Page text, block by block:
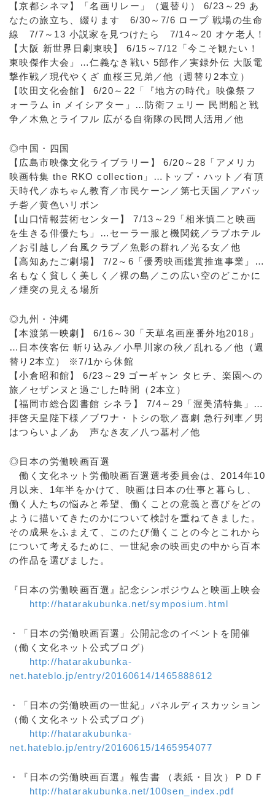
【京都シネマ】「名画リレー」（週替り） 6/23～29 あ
なたの旅立ち、綴ります 6/30～7/6 ロープ 戦場の生命
線 7/7～13 小説家を見つけたら 7/14～20 オケ老人！
【大阪 新世界日劇東映】 6/15～7/12「今こそ観たい！
東映傑作大会」…仁義なき戦い 5部作／実録外伝 大阪電
撃作戦／現代やくざ 血桜三兄弟／他（週替り2本立）
【吹田文化会館】 6/20～22「『地方の時代』映像祭フ
ォーラム in メイシアター」…防衛フェリー 民間船と戦
争／木魚とライフル 広がる自衛隊の民間人活用／他
◎中国・四国
【広島市映像文化ライブラリー】 6/20～28「アメリカ
映画特集 the RKO collection」…トップ・ハット／有頂
天時代／赤ちゃん教育／市民ケーン／第七天国／アパッ
チ砦／黄色いリボン
【山口情報芸術センター】 7/13～29「相米慎二と映画
を生きる俳優たち」…セーラー服と機関銃／ラブホテル
／お引越し／台風クラブ／魚影の群れ／光る女／他
【高知あたご劇場】 7/2～6「優秀映画鑑賞推進事業」…
名もなく貧しく美しく／裸の島／この広い空のどこかに
／煙突の見える場所
◎九州・沖縄
【本渡第一映劇】 6/16～30「天草名画座番外地2018」
…日本侠客伝 斬り込み／小早川家の秋／乱れる／他（週
替り2本立） ※7/1から休館
【小倉昭和館】 6/23～29 ゴーギャン タヒチ、楽園への
旅／セザンヌと過ごした時間（2本立）
【福岡市総合図書館 シネラ】 7/4～29「渥美清特集」…
拝啓天皇陛下様／ブワナ・トシの歌／喜劇 急行列車／男
はつらいよ／あゝ声なき友／八つ墓村／他
◎日本の労働映画百選
働く文化ネット労働映画百選選考委員会は、2014年10
月以来、1年半をかけて、映画は日本の仕事と暮らし、
働く人たちの悩みと希望、働くことの意義と喜びをどの
ように描いてきたのかについて検討を重ねてきました。
その成果をふまえて、このたび働くことの今とこれから
について考えるために、一世紀余の映画史の中から百本
の作品を選びました。
『日本の労働映画百選』記念シンポジウムと映画上映会
http://hatarakubunka.net/symposium.html
・「日本の労働映画百選」公開記念のイベントを開催
（働く文化ネット公式ブログ）
http://hatarakubunka-
net.hateblo.jp/entry/20160614/1465888612
・「日本の労働映画の一世紀」パネルディスカッション
（働く文化ネット公式ブログ）
http://hatarakubunka-
net.hateblo.jp/entry/20160615/1465954077
・『日本の労働映画百選』報告書 （表紙・目次）ＰＤＦ
http://hatarakubunka.net/100sen_index.pdf